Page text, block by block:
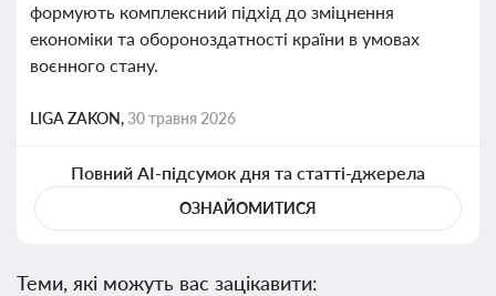
формують комплексний підхід до зміцнення
економіки та обороноздатності країни в умовах
воєнного стану.
LIGA ZAKON,30 травня 2026
Повний AI-підсумок дня та статті-джерела
ОЗНАЙОМИТИСЯ
Теми, які можуть вас зацікавити: